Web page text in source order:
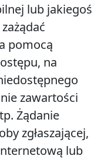
lub jakiegoś
pomocą
na
zawartości
Żądanie
zgłaszającej,
lub